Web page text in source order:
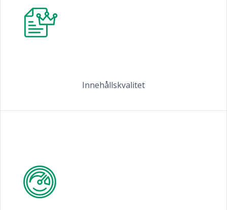
Innehållskvalitet